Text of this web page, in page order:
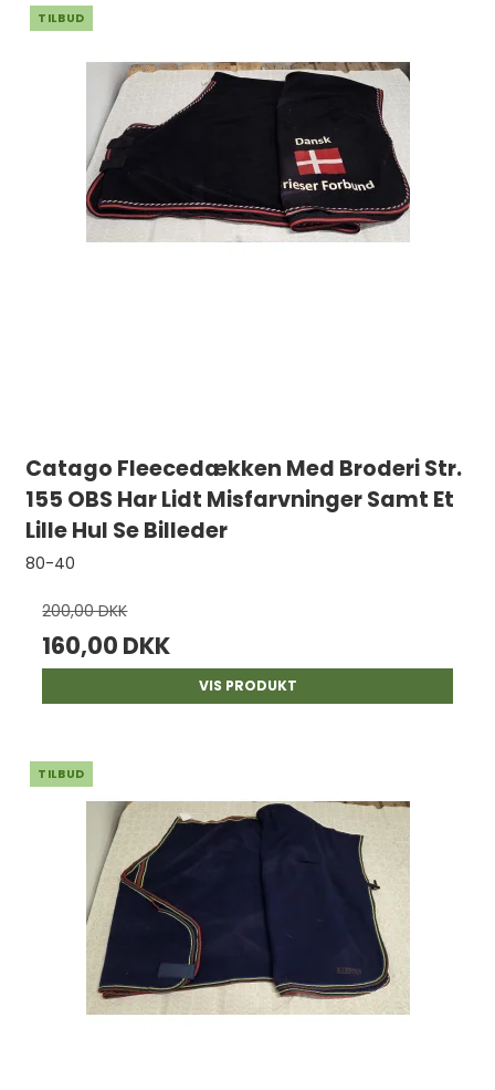
TILBUD
Catago Fleecedækken Med Broderi Str.
155 OBS Har Lidt Misfarvninger Samt Et
Lille Hul Se Billeder
80-40
200,00 DKK
160,00 DKK
VIS PRODUKT
TILBUD